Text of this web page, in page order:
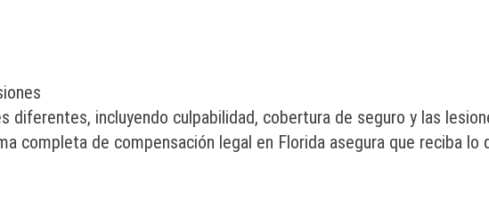
diferentes, incluyendo culpabilidad, cobertura de seguro y las
completa de compensación legal en Florida asegura que reciba lo